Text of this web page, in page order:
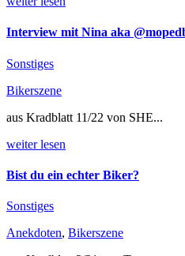
Interview mit Nina aka
Sonstiges
Bikerszene
aus Kradblatt 11/22 von SHE...
weiter lesen
Bist du ein echter Biker?
Sonstiges
Anekdoten, Bikerszene